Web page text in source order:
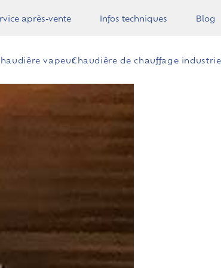
après-vente Infos techniques Blog
vapeurChaudière de chauffage